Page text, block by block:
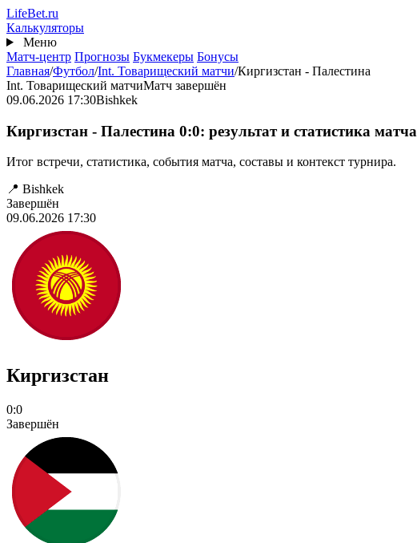
Перейти
к
основному
содержанию
LifeBet.ru
Калькуляторы
Меню
Матч-центр Прогнозы Букмекеры Бонусы
Главная/Футбол/Int. Товарищеский матчи/Киргизстан - Палестина
Int. Товарищеский матчиМатч завершён
09.06.2026 17:30Bishkek
Киргизстан - Палестина 0:0: результат и статистика матча
Итог встречи, статистика, события матча, составы и контекст турнира.
📍 Bishkek
Завершён
09.06.2026 17:30
Киргизстан
0:0
Завершён